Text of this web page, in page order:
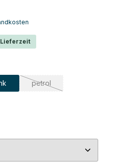
petrol
(Diese Option ist zurzeit
ist zurzeit nicht verfügbar.)
den gewünschten Wert